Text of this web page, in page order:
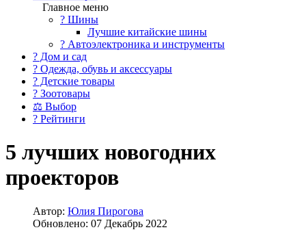
Главное меню
? Шины
Лучшие китайские шины
? Автоэлектроника и инструменты
? Дом и сад
? Одежда, обувь и аксессуары
? Детские товары
? Зоотовары
⚖ Выбор
? Рейтинги
5 лучших новогодних
проекторов
Автор: Юлия Пирогова
Обновлено: 07 Декабрь 2022